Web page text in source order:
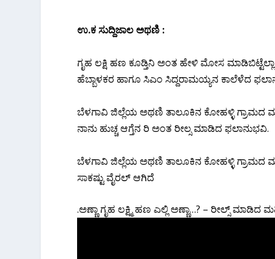
ಉ.ಕ ಸುದ್ದಿಜಾಲ ಅಥಣಿ :
ಗೃಹ ಲಕ್ಷಿ ಹಣ ಕೂಡ್ತಿನಿ ಅಂತ ಹೇಳಿ ಮೋಸ
ಹೆಬ್ಬಾಳಕರ ಹಾಗೂ ಸಿಎಂ ಸಿದ್ದರಾಮಯ್ಯನ ಕಾಲೆಳೆದ
ಬೆಳಗಾವಿ ಜಿಲ್ಲೆಯ ಅಥಣಿ ತಾಲೂಕಿನ ಕೋಹಳ್ಳಿ ಗ್ರಾಮದ
ನಾನು ಹುಚ್ಚ ಆಗ್ತೆನ ರಿ ಅಂತ ರೀಲ್ಸ ಮಾಡಿದ ಫಲಾನುಭವಿ.
ಬೆಳಗಾವಿ ಜಿಲ್ಲೆಯ ಅಥಣಿ ತಾಲೂಕಿನ ಕೋಹಳ್ಳಿ ಗ್ರಾಮದ
ಸಾಕಷ್ಟು ವೈರಲ್ ಆಗಿದೆ
.ಅಣ್ಣಾ ಗೃಹ ಲಕ್ಷ್ಮಿ ಹಣ ಎಲ್ಲಿ ಅಣ್ಣಾ…? – ರೀಲ್ಸ್ ಮಾಡಿದ